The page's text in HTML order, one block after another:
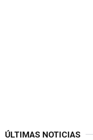
ÚLTIMAS NOTICIAS